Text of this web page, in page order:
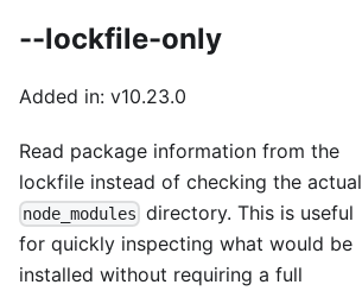
--lockfile-only
Added in: v10.23.0
Read package information from the
lockfile instead of checking the actual
node_modules directory. This is useful
for quickly inspecting what would be
installed without requiring a full